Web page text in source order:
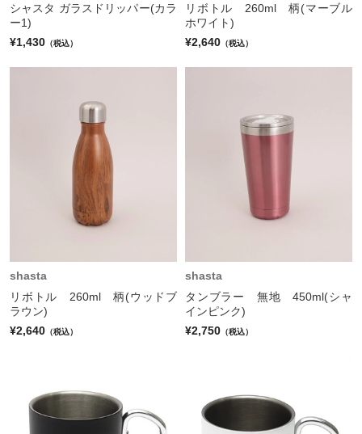
シャスタ ガラスドリッパー(カラ
ー1)
¥1,430 （税込）
リボトル 260ml 柄(マーブル
ホワイト)
¥2,640 （税込）
shasta
リボトル 260ml 柄(ウッドブ
ラウン)
¥2,640 （税込）
shasta
タンブラー 無地 450ml(シャ
インピンク)
¥2,750 （税込）